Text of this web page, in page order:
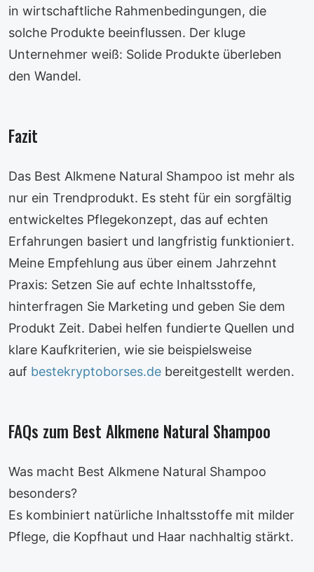
in wirtschaftliche Rahmenbedingungen, die
solche Produkte beeinflussen. Der kluge
Unternehmer weiß: Solide Produkte überleben
den Wandel.
Fazit
Das Best Alkmene Natural Shampoo ist mehr als
nur ein Trendprodukt. Es steht für ein sorgfältig
entwickeltes Pflegekonzept, das auf echten
Erfahrungen basiert und langfristig funktioniert.
Meine Empfehlung aus über einem Jahrzehnt
Praxis: Setzen Sie auf echte Inhaltsstoffe,
hinterfragen Sie Marketing und geben Sie dem
Produkt Zeit. Dabei helfen fundierte Quellen und
klare Kaufkriterien, wie sie beispielsweise
auf bestekryptoborses.de bereitgestellt werden.
FAQs zum Best Alkmene Natural Shampoo
Was macht Best Alkmene Natural Shampoo
besonders?
Es kombiniert natürliche Inhaltsstoffe mit milder
Pflege, die Kopfhaut und Haar nachhaltig stärkt.